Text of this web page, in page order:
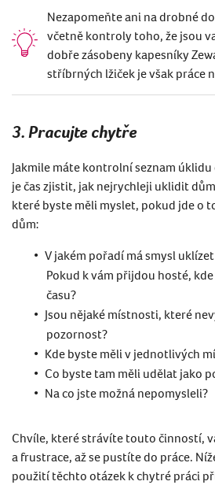
Nezapomeňte ani na drobné
včetně kontroly toho, že jsou
dobře zásobeny kapesníky
stříbrných lžiček je však práce
3. Pracujte chytře
Jakmile máte kontrolní seznam
je čas zjistit, jak nejrychleji uklidit
které byste měli myslet, pokud jde o
dům:
V jakém pořadí má smysl
Pokud k vám přijdou hosté,
času?
Jsou nějaké místnosti, které
pozornost?
Kde byste měli v jednotlivých m
Co byste tam měli udělat jako
Na co jste možná nepomysleli?
Chvíle, kteréstrávíte touto činností,
a frustrace, až se pustíte do práce.
použití těchto otázek k chytré práci p